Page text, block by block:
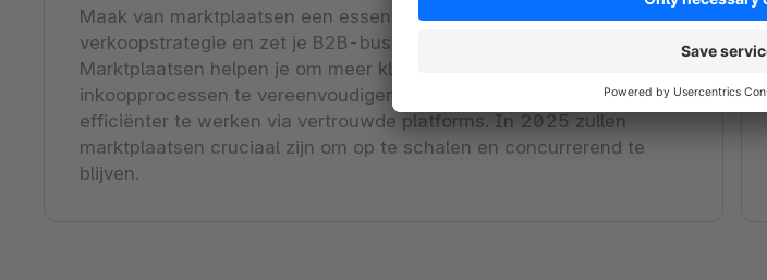
Maak van marktplaatsen een essentieel onderdeel van je
verkoopstrategie en zet je B2B-business op voorsprong!
Marktplaatsen helpen je om meer klanten te bereiken,
inkoopprocessen te vereenvoudigen, kosten te verlagen en
efficiënter te werken via vertrouwde platforms. In 2025 zullen
marktplaatsen cruciaal zijn om op te schalen en concurrerend te
blijven.